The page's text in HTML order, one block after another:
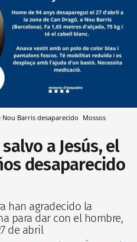
Barris desaparecido Mossos
a Jesús, el
desaparecido
han agradecido la
para dar con el hombre,
de abril